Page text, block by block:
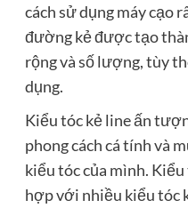
cách sử dụng máy cạo
đường kẻ được tạo
rộng và số lượng, tùy
dụng.
Kiểu tóc kẻ line ấn
phong cách cá tính và
kiểu tóc của mình.
hợp với nhiều kiểu tóc